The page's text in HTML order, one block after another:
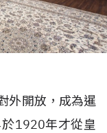
外開放，成為暹
1920年才從皇